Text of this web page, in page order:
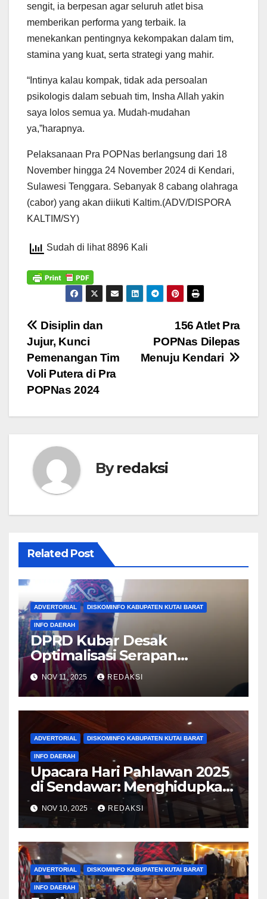
sengit, ia berpesan agar seluruh atlet bisa
memberikan performa yang terbaik. Ia
menekankan pentingnya kekompakan dalam tim,
stamina yang kuat, serta strategi yang mahir.
“Intinya kalau kompak, tidak ada persoalan
psikologis dalam sebuah tim, Insha Allah yakin
saya lolos semua ya. Mudah-mudahan
ya,”harapnya.
Pelaksanaan Pra POPNas berlangsung dari 18
November hingga 24 November 2024 di Kendari,
Sulawesi Tenggara. Sebanyak 8 cabang olahraga
(cabor) yang akan diikuti Kaltim.(ADV/DISPORA
KALTIM/SY)
Sudah di lihat 8896 Kali
Navigasi
pos
156 Atlet Pra
POPNas Dilepas
Menuju Kendari
Disiplin dan
Jujur, Kunci
Pemenangan Tim
Voli Putera di Pra
POPNas 2024
Byredaksi
Related Post
ADVERTORIAL DISKOMINFO KABUPATEN KUTAI BARAT
INFO DAERAH
DPRD Kubar Desak
Optimalisasi Serapan
Anggaran, Dorong OPD
Ambil Inisiatif Pembangunan
NOV 11, 2025 REDAKSI
ADVERTORIAL DISKOMINFO KABUPATEN KUTAI BARAT
INFO DAERAH
Upacara Hari Pahlawan 2025
di Sendawar: Menghidupkan
Spirit Juang dan Patriotisme
Kontemporer
NOV 10, 2025 REDAKSI
ADVERTORIAL DISKOMINFO KABUPATEN KUTAI BARAT
INFO DAERAH